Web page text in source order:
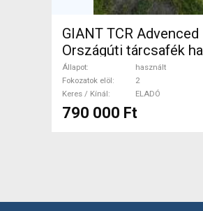
GIANT TCR Advenced
Országúti tárcsafék
ELADÓ
Állapot
használt
Fokozatok elöl
2
Keres / Kínál
ELADÓ
790 000 Ft